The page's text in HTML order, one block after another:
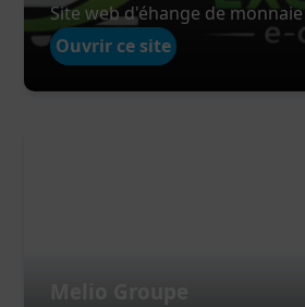
Site web d'éhange de monnaie
Ouvrir ce site